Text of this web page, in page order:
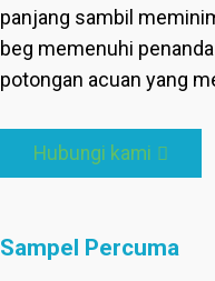
panjang sambil
beg memenuhi
potongan acuan yang
Hubungi kami
Sampel Percuma